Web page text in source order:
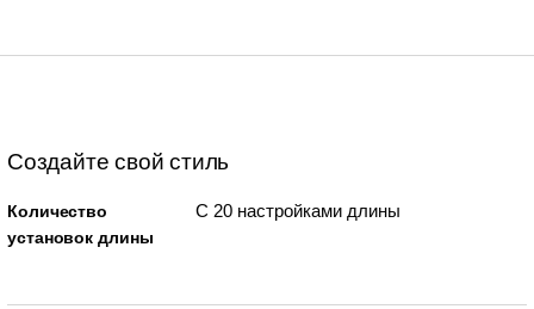
Создайте свой стиль
Количество
установок длины
С 20 настройками длины